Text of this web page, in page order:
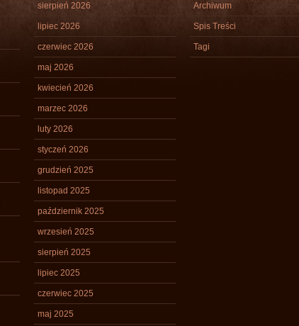
sierpień 2026
lipiec 2026
czerwiec 2026
maj 2026
kwiecień 2026
marzec 2026
luty 2026
styczeń 2026
grudzień 2025
listopad 2025
październik 2025
wrzesień 2025
sierpień 2025
lipiec 2025
czerwiec 2025
maj 2025
Archiwum
Spis Treści
Tagi